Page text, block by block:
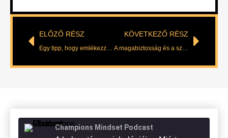
ELŐZŐ RÉSZ KÖVETKEZŐ RÉSZ
A magabiztosság és a szakértelem
Champions Mindset Podcast